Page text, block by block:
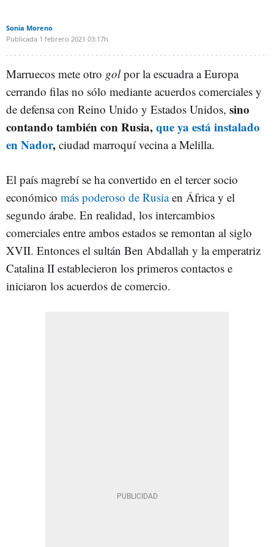
Sonia Moreno
Publicada 1 febrero 2021 03:17h
Marruecos mete otro golpor la escuadra a Europa
cerrando filas no sólo mediante acuerdos comerciales y
de defensa con Reino Unido y Estados Unidos, sino
contando también con Rusia,que ya está instalado
en Nador, ciudad marroquí vecina a Melilla.
El país magrebí se ha convertido en el tercer socio
económico más poderoso de Rusiaen África y el
segundo árabe. En realidad, los intercambios
comerciales entre ambos estados se remontan al siglo
XVII. Entonces el sultán Ben Abdallah y la emperatriz
Catalina II establecieron los primeros contactos e
iniciaron los acuerdos de comercio.